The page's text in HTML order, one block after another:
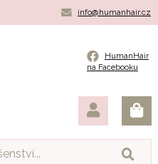
HumanHair
na Facebooku
info@humanhair.cz